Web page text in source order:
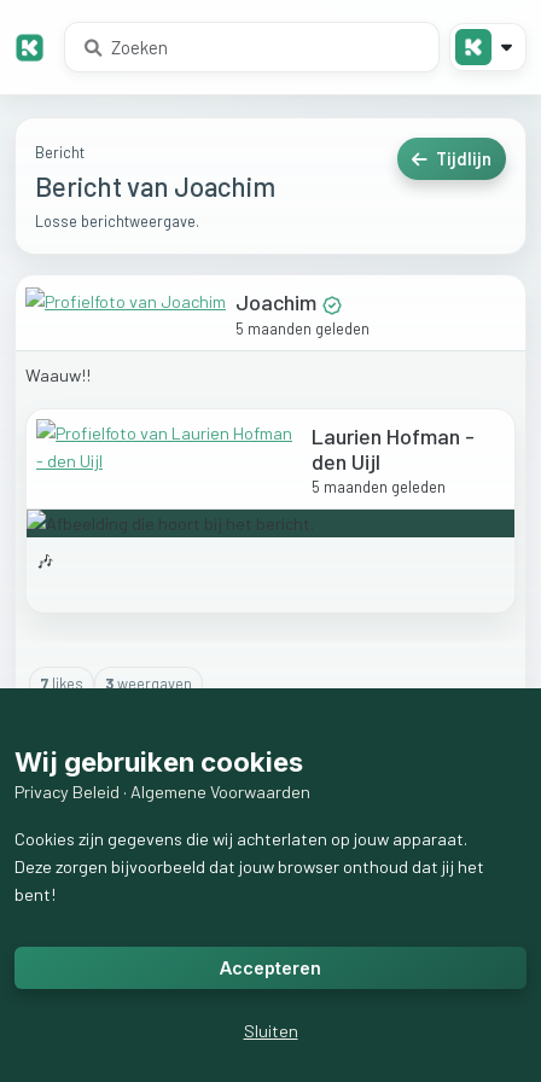
Bericht
Bericht van Joachim
Losse berichtweergave.
Tijdlijn
Joachim
5 maanden geleden
Waauw!!
Laurien Hofman -
den Uijl
5 maanden geleden
🎶
7likes 3weergaven
Wij gebruiken cookies
Privacy Beleid · Algemene Voorwaarden
Cookies zijn gegevens die wij achterlaten op jouw apparaat.
Deze zorgen bijvoorbeeld dat jouw browser onthoud dat jij het
bent!
Accepteren
Sluiten